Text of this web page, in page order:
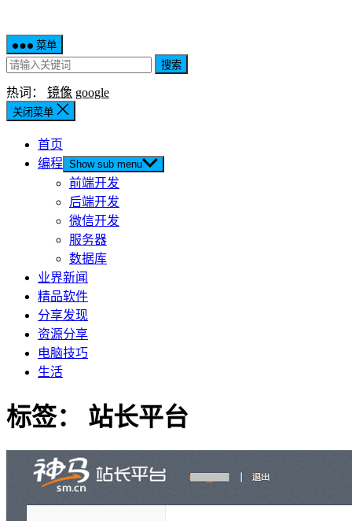
菜单
搜索
热词： 镜像 google
关闭菜单
首页
编程 Show sub menu
前端开发
后端开发
微信开发
服务器
数据库
业界新闻
精品软件
分享发现
资源分享
电脑技巧
生活
标签： 站长平台